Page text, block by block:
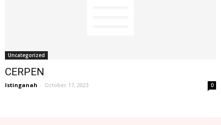
Uncategorized
CERPEN
Istinganah - October 17, 2023 0